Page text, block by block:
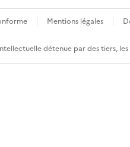
Mentions légales
détenue par des tiers,